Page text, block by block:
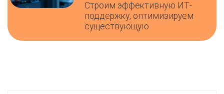
Строим эффективную ИТ-
поддержку, оптимизируем
существующую